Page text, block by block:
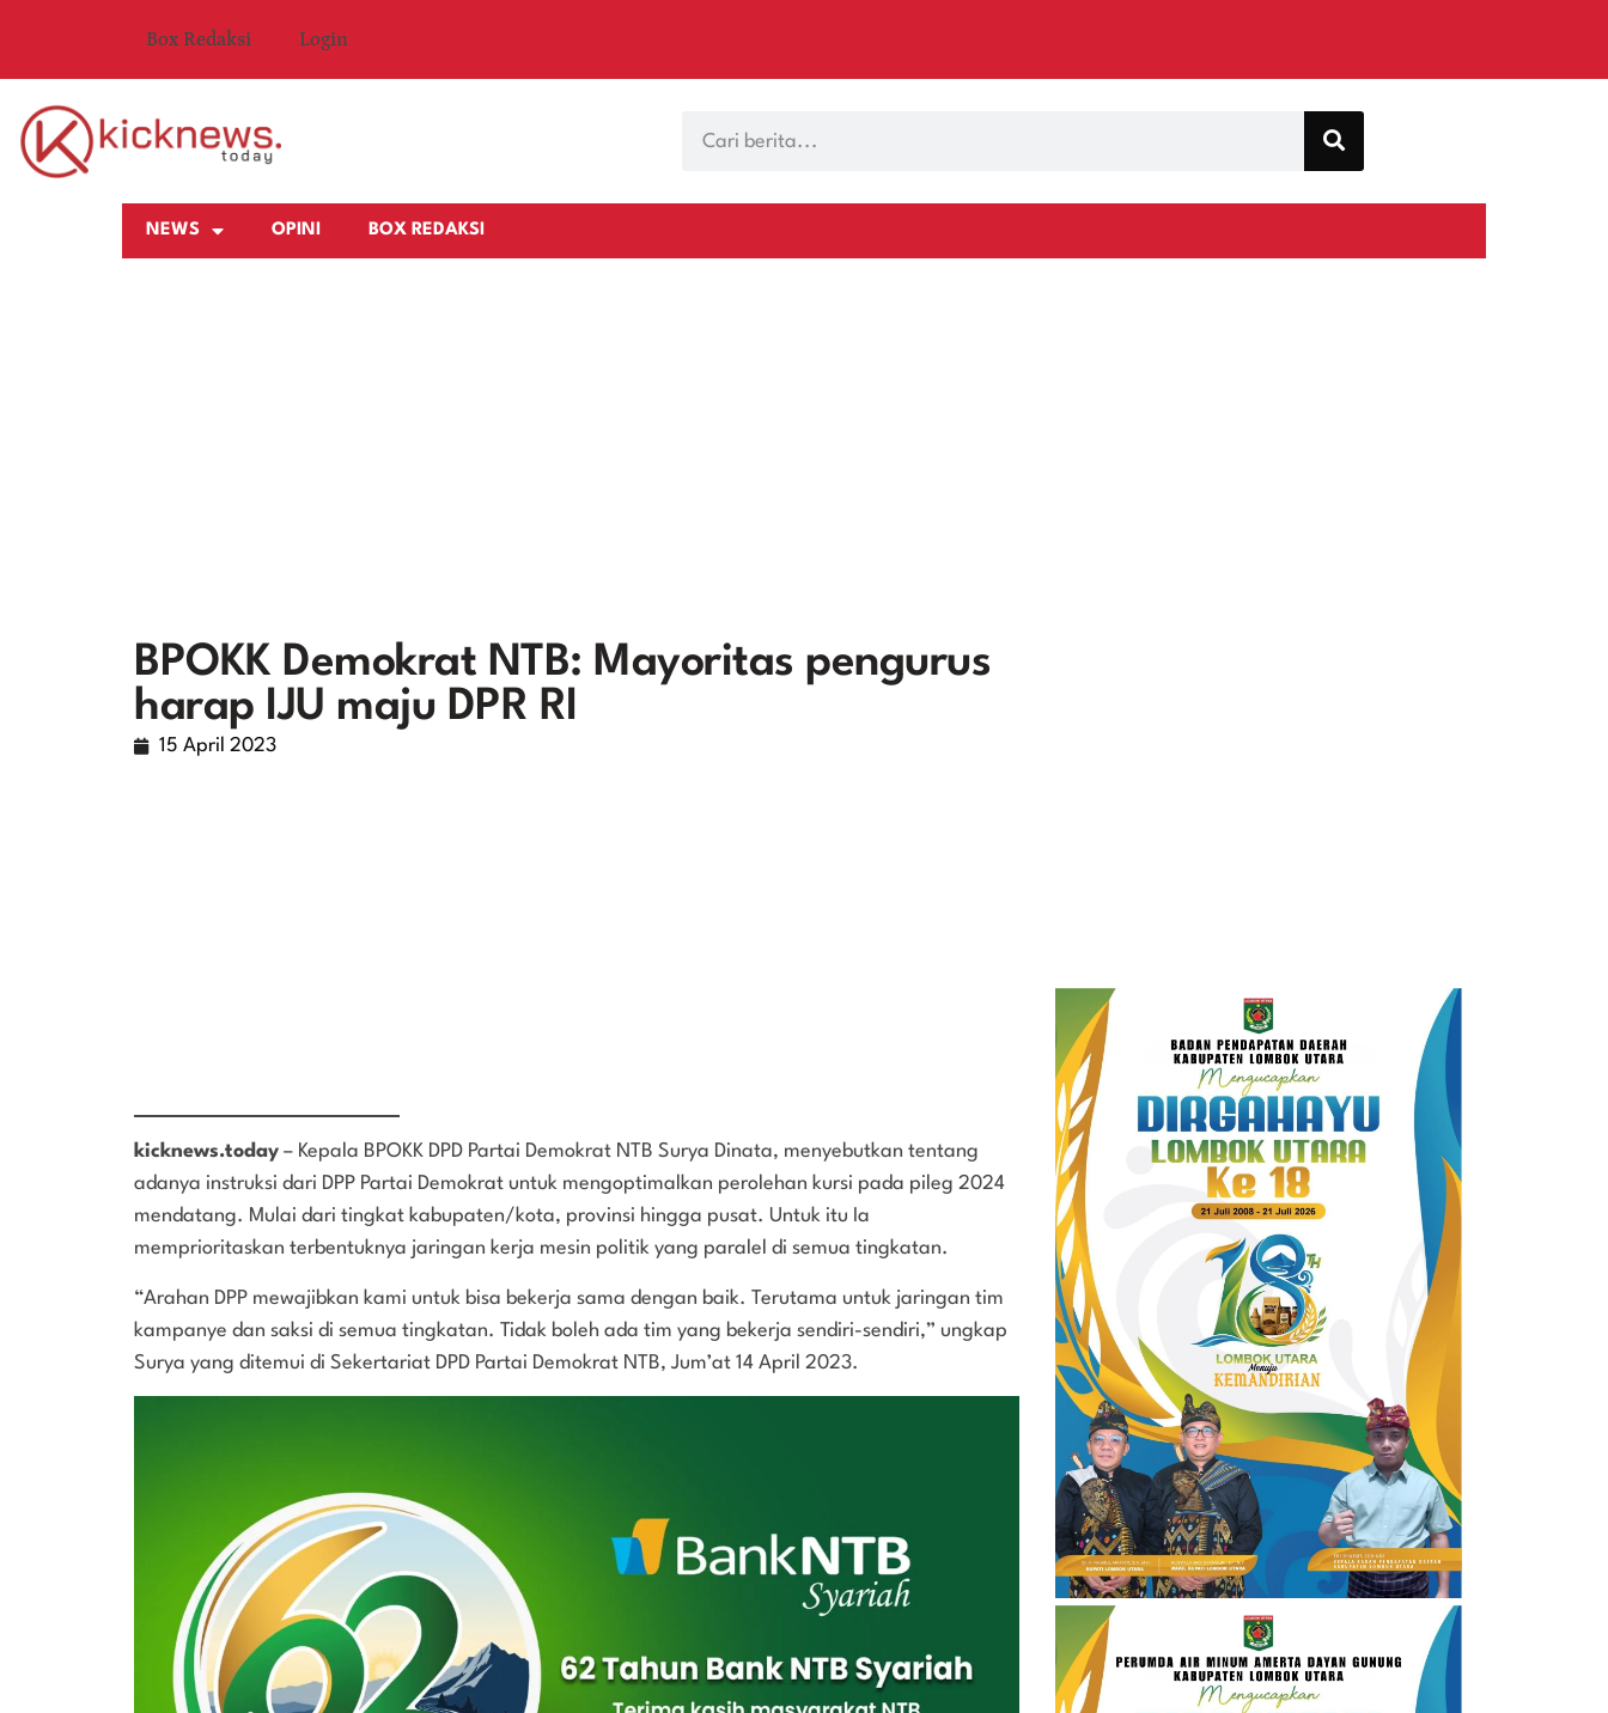
Box Redaksi Login
NEWS OPINI BOX REDAKSI
BPOKK Demokrat NTB: Mayoritas pengurus
harap IJU maju DPR RI
15 April 2023
kicknews.today – Kepala BPOKK DPD Partai Demokrat NTB Surya Dinata, menyebutkan tentang
adanya instruksi dari DPP Partai Demokrat untuk mengoptimalkan perolehan kursi pada pileg 2024
mendatang. Mulai dari tingkat kabupaten/kota, provinsi hingga pusat. Untuk itu Ia
memprioritaskan terbentuknya jaringan kerja mesin politik yang paralel di semua tingkatan.
“Arahan DPP mewajibkan kami untuk bisa bekerja sama dengan baik. Terutama untuk jaringan tim
kampanye dan saksi di semua tingkatan. Tidak boleh ada tim yang bekerja sendiri-sendiri,” ungkap
Surya yang ditemui di Sekertariat DPD Partai Demokrat NTB, Jum’at 14 April 2023.